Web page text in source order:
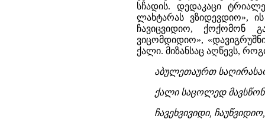
სჩადის. დედაკაცი
ლახტარას ვზიდევდიო»,
ჩავიცვიდიო, ქოქომონ
ვიცომდიდიო»,
ქალი. მიზანსაც აღწევს,
აბულეთაურთ
ქალი საცოლედ
ჩავეხვივიდი, ჩაუწვიდიო,